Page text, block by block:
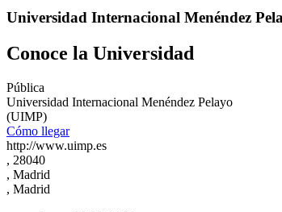
Universidad Internacional Menéndez
Conoce la Universidad
Pública
Universidad Internacional Menéndez Pelayo
(UIMP)
Cómo llegar
http://www.uimp.es
, 28040
, Madrid
, Madrid